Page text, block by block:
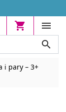



i pary – 3+